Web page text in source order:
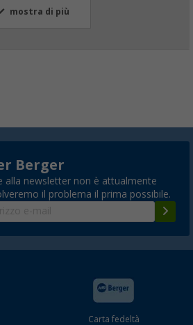
mostra di più
Berger
alla newsletter non è attualmente
il problema il prima possibile.
Carta fedeltà